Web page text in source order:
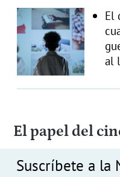
El
al
El papel del
Suscríbete a la